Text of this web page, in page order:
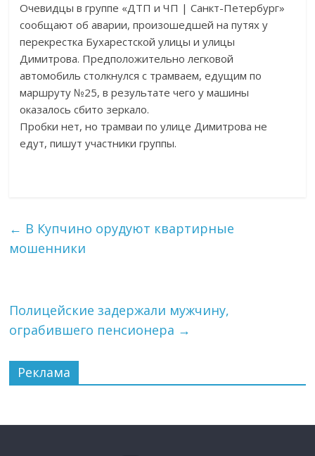
Очевидцы в группе «ДТП и ЧП | Санкт-Петербург»
сообщают об аварии, произошедшей на путях у
перекрестка Бухарестской улицы и улицы
Димитрова. Предположительно легковой
автомобиль столкнулся с трамваем, едущим по
маршруту №25, в результате чего у машины
оказалось сбито зеркало.
Пробки нет, но трамваи по улице Димитрова не
едут, пишут участники группы.
← В Купчино орудуют квартирные
мошенники
Полицейские задержали мужчину,
ограбившего пенсионера →
Реклама